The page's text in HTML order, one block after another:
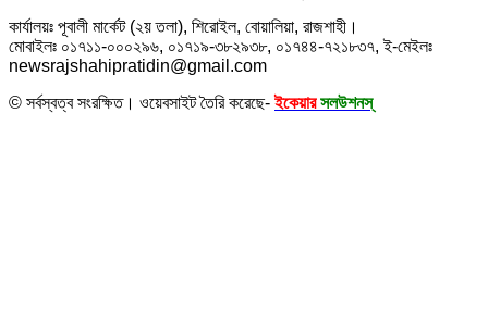
কার্যালয়ঃ পূবালী মার্কেট (২য় তলা), শিরোইল, বোয়ালিয়া, রাজশাহী।
মোবাইলঃ ০১৭১১-০০০২৯৬, ০১৭১৯-৩৮২৯৩৮, ০১৭৪৪-৭২১৮৩৭, ই-মেইলঃ
newsrajshahipratidin@gmail.com
© সর্বস্বত্ব সংরক্ষিত। ওয়েবসাইট তৈরি করেছে-ইকেয়ার সলউশনস্